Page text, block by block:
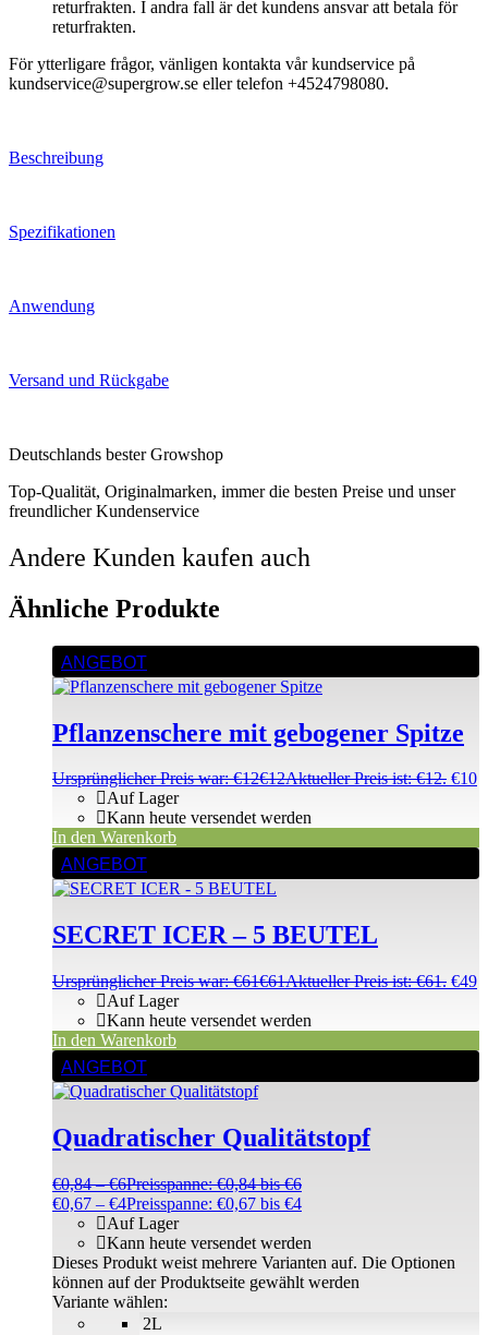
returfrakten. I andra fall är det kundens ansvar att betala för
returfrakten.
För ytterligare frågor, vänligen kontakta vår kundservice på
kundservice@supergrow.se eller telefon +4524798080.
Beschreibung
Spezifikationen
Anwendung
Versand und Rückgabe
Deutschlands bester Growshop
Top-Qualität, Originalmarken, immer die besten Preise und unser
freundlicher Kundenservice
Andere Kunden kaufen auch
Ähnliche Produkte
ANGEBOT
Pflanzenschere mit gebogener Spitze
Ursprünglicher Preis war: €12€12Aktueller Preis ist: €12. €10
Auf Lager
Kann heute versendet werden
In den Warenkorb
ANGEBOT
SECRET ICER – 5 BEUTEL
Ursprünglicher Preis war: €61€61Aktueller Preis ist: €61. €49
Auf Lager
Kann heute versendet werden
In den Warenkorb
ANGEBOT
Quadratischer Qualitätstopf
€0,84 –€6Preisspanne: €0,84 bis €6
€0,67 – €4Preisspanne: €0,67 bis €4
2L
Auf Lager
Kann heute versendet werden
Variante wählen:
Dieses Produkt weist mehrere Varianten auf. Die Optionen
können auf der Produktseite gewählt werden